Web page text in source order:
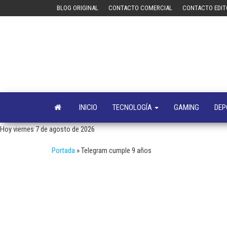
BLOG ORIGINAL CONTACTO COMERCIAL CONTACTO
INICIO TECNOLOGÍA GAMING
Hoy viernes 7 de agosto de 2026
Portada »Telegram cumple 9 años